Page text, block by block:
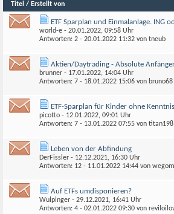
Titel / Erstellt von
ETF Sparplan und Einmalanlage. ING
world-e - 20.01.2022, 09:58 Uhr
Antworten: 2 - 20.01.2022 11:32 von tneub
Aktien/Daytrading - Absolute
brunner - 17.01.2022, 14:04 Uhr
Antworten: 7 - 18.01.2022 15:06 von bruno68
ETF-Sparplan für Kinder ohne
picotto - 12.01.2022, 09:01 Uhr
Antworten: 7 - 13.01.2022 07:55 von
Leben von der Abfindung
DerFissler - 12.12.2021, 16:30 Uhr
Antworten: 12 - 11.01.2022 14:44 von
Auf ETFs umdisponieren?
Wulpinger - 29.12.2021, 16:41 Uhr
Antworten: 4 - 02.01.2022 09:30 von